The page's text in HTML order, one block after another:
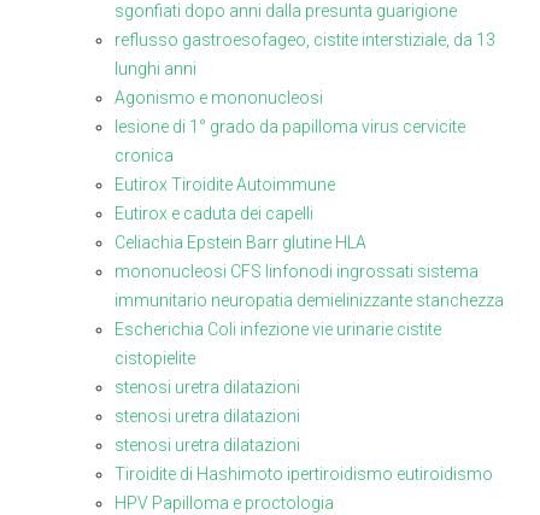
sgonfiati dopo anni dalla presunta guarigione
reflusso gastroesofageo, cistite interstiziale, da 13
lunghi anni
Agonismo e mononucleosi
lesione di 1° grado da papilloma virus cervicite
cronica
Eutirox Tiroidite Autoimmune
Eutirox e caduta dei capelli
Celiachia Epstein Barr glutine HLA
mononucleosi CFS linfonodi ingrossati sistema
immunitario neuropatia demielinizzante stanchezza
Escherichia Coli infezione vie urinarie cistite
cistopielite
stenosi uretra dilatazioni
stenosi uretra dilatazioni
stenosi uretra dilatazioni
Tiroidite di Hashimoto ipertiroidismo eutiroidismo
HPV Papilloma e proctologia